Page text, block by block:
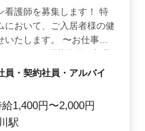
、自宅からのアクセス
々も積極的に採用され
活躍することができま
レ訪問看護ステーシ
、スタッフ同士のコミ
く温かい職場で、皆が
ます。新しい仲間を迎
、皆様からのご応募を
看護師を募集します！ 特
において、ご入居者様の健
いたします。 〜お仕事内
・食事、排泄補助 〜求人
ご応募、お待ちしており
員・契約社員・アルバイ
1,400円〜2,000円
駅